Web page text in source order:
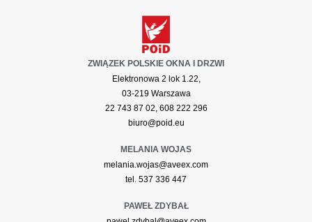
ZWIĄZEK POLSKIE OKNA I DRZWI
Elektronowa 2 lok 1.22,
03-219 Warszawa
22 743 87 02, 608 222 296
biuro@poid.eu
MELANIA WOJAS
melania.wojas@aveex.com
tel. 537 336 447
PAWEŁ ZDYBAŁ